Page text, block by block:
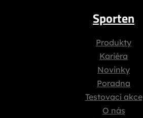
Sporten
Produkty
Kariéra
Novinky
Poradna
Testovací akce
O nás